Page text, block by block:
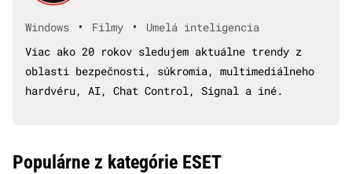
Windows • Filmy •
Umelá inteligencia
Viac ako 20 rokov sledujem aktuálne trendy z
oblasti bezpečnosti, súkromia, multimediálneho
hardvéru, AI, Chat Control, Signal a iné.
Populárne z kategórie ESET